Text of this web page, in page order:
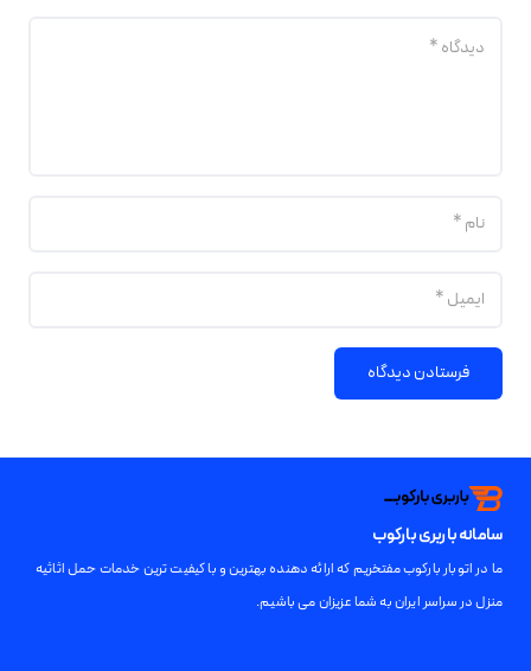
فرستادن دیدگاه
سامانه باربری بارکوب
ما در اتوبار بارکوب مفتخریم که ارائه دهنده بهترین و با کیفیت ترین خدمات حمل اثاثیه
منزل در سراسر ایران به شما عزیزان می باشیم.